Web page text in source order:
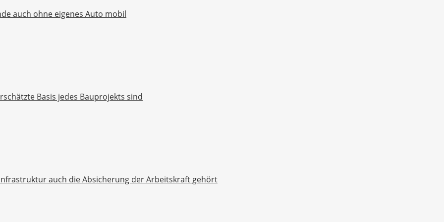
auch ohne eigenes Auto mobil
Basis jedes Bauprojekts sind
auch die Absicherung der Arbeitskraft gehört